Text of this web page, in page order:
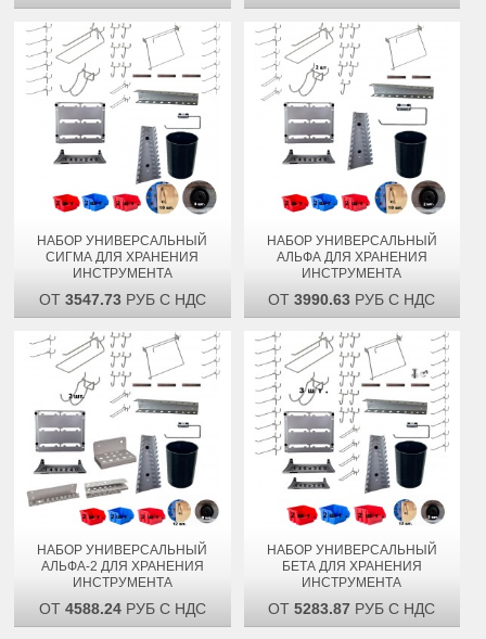
НАБОР УНИВЕРСАЛЬНЫЙ
СИГМА ДЛЯ ХРАНЕНИЯ
ИНСТРУМЕНТА
ОТ 3547.73РУБ С НДС
НАБОР УНИВЕРСАЛЬНЫЙ
АЛЬФА ДЛЯ ХРАНЕНИЯ
ИНСТРУМЕНТА
ОТ3990.63 РУБ С НДС
НАБОР УНИВЕРСАЛЬНЫЙ
АЛЬФА-2 ДЛЯ ХРАНЕНИЯ
ИНСТРУМЕНТА
ОТ 4588.24РУБ С НДС
НАБОР УНИВЕРСАЛЬНЫЙ
БЕТА ДЛЯ ХРАНЕНИЯ
ИНСТРУМЕНТА
ОТ5283.87 РУБ С НДС